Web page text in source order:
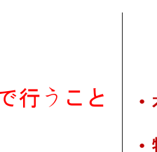
行 う こと •
•